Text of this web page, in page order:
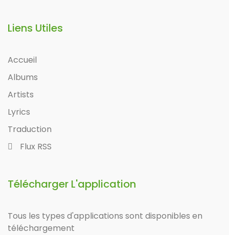
Liens Utiles
Accueil
Albums
Artists
Lyrics
Traduction
Flux RSS
Télécharger L'application
Tous les types d'applications sont disponibles en
téléchargement